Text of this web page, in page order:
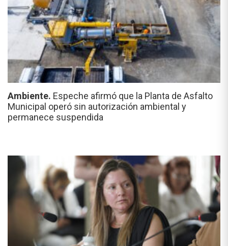
Ambiente. Espeche afirmó que la Planta de Asfalto
Municipal operó sin autorización ambiental y
permanece suspendida